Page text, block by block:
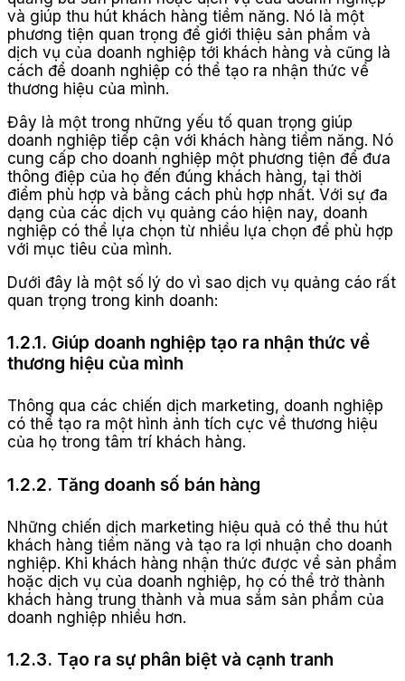
và giúp thu hút khách hàng tiềm năng. Nó là một
phương tiện quan trọng để giới thiệu sản phẩm và
dịch vụ của doanh nghiệp tới khách hàng và cũng là
cách để doanh nghiệp có thể tạo ra nhận thức về
thương hiệu của mình.
Đây là một trong những yếu tố quan trọng giúp
doanh nghiệp tiếp cận với khách hàng tiềm năng. Nó
cung cấp cho doanh nghiệp một phương tiện để đưa
thông điệp của họ đến đúng khách hàng, tại thời
điểm phù hợp và bằng cách phù hợp nhất. Với sự đa
dạng của các dịch vụ quảng cáo hiện nay, doanh
nghiệp có thể lựa chọn từ nhiều lựa chọn để phù hợp
với mục tiêu của mình.
Dưới đây là một số lý do vì sao dịch vụ quảng cáo rất
quan trọng trong kinh doanh:
1.2.1. Giúp doanh nghiệp tạo ra nhận thức về
thương hiệu của mình
Thông qua các chiến dịch marketing, doanh nghiệp
có thể tạo ra một hình ảnh tích cực về thương hiệu
của họ trong tâm trí khách hàng.
1.2.2. Tăng doanh số bán hàng
Những chiến dịch marketing hiệu quả có thể thu hút
khách hàng tiềm năng và tạo ra lợi nhuận cho doanh
nghiệp. Khi khách hàng nhận thức được về sản phẩm
hoặc dịch vụ của doanh nghiệp, họ có thể trở thành
khách hàng trung thành và mua sắm sản phẩm của
doanh nghiệp nhiều hơn.
1.2.3. Tạo ra sự phân biệt và cạnh tranh